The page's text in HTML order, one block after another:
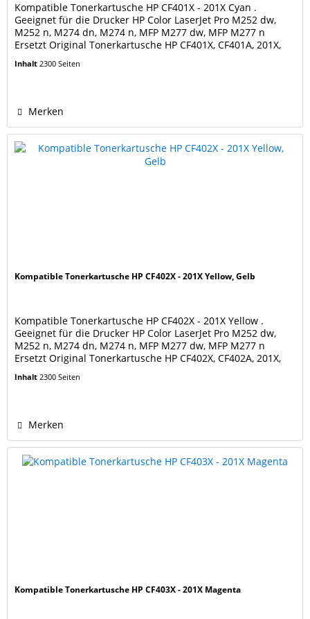
Kompatible Tonerkartusche HP CF401X - 201X Cyan .
Geeignet für die Drucker HP Color LaserJet Pro M252 dw,
M252 n, M274 dn, M274 n, MFP M277 dw, MFP M277 n
Ersetzt Original Tonerkartusche HP CF401X, CF401A, 201X,
(5% Bedeckung), wie eine originale HP Kartusche CF401X,
Inhalt2300 Seiten
Merken
Kompatible Tonerkartusche HP CF402X - 201X Yellow, Gelb
Kompatible Tonerkartusche HP CF402X - 201X Yellow .
Geeignet für die Drucker HP Color LaserJet Pro M252 dw,
M252 n, M274 dn, M274 n, MFP M277 dw, MFP M277 n
Ersetzt Original Tonerkartusche HP CF402X, CF402A, 201X,
Seiten (5% Bedeckung), wie eine originale HP Kartusche
Inhalt2300 Seiten
Merken
Kompatible Tonerkartusche HP CF403X - 201X Magenta